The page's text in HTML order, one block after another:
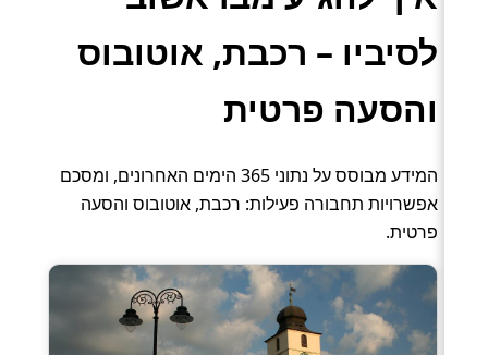
לסיביו – רכבת, אוטובוס
והסעה פרטית
המידע מבוסס על נתוני 365 הימים האחרונים, ומסכם
אפשרויות תחבורה פעילות: רכבת, אוטובוס והסעה
פרטית.